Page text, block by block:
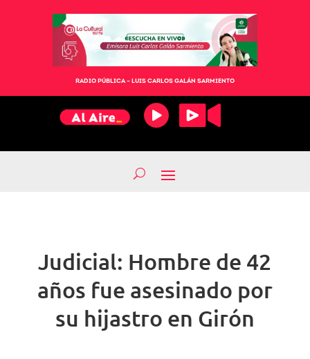
RADIO PÚBLICA – LUIS CARLOS GALÁN SARMIENTO
Judicial: Hombre de 42
años fue asesinado por
su hijastro en Girón